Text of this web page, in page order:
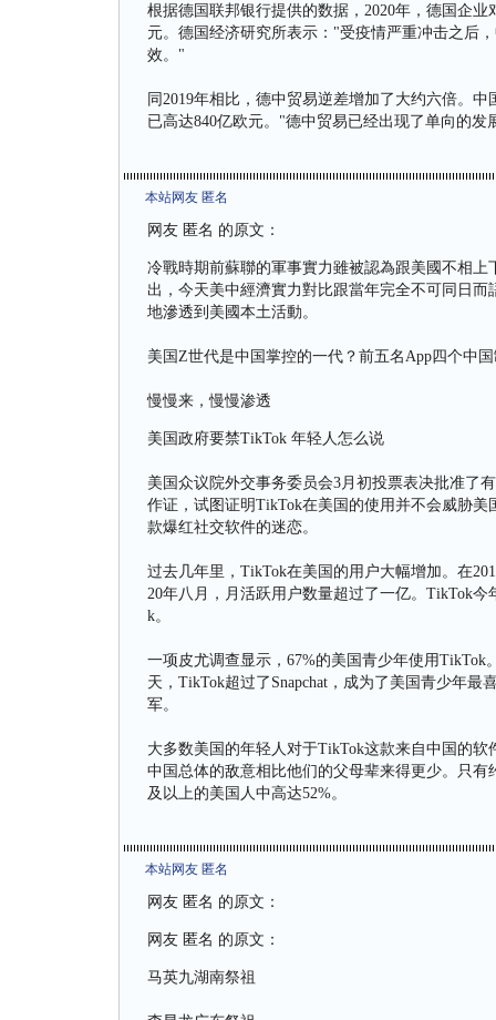
根据德国联邦银行提供的数据，2020年，德国企
元。德国经济研究所表示："受疫情严重冲击之后
效。"
同2019年相比，德中贸易逆差增加了大约六倍。
已高达840亿欧元。"德中贸易已经出现了单向的发
本站网友 匿名
网友 匿名 的原文：
冷戰時期前蘇聯的軍事實力雖被認為跟美國不相
出，今天美中經濟實力對比跟當年完全不可同日
地滲透到美國本土活動。
美国Z世代是中国掌控的一代？前五名App四个中国
慢慢来，慢慢渗透
美国政府要禁TikTok 年轻人怎么说
美国众议院外交事务委员会3月初投票表决批准了
作证，试图证明TikTok在美国的使用并不会威胁
款爆红社交软件的迷恋。
过去几年里，TikTok在美国的用户大幅增加。在
20年八月，月活跃用户数量超过了一亿。TikTok
k。
一项皮尤调查显示，67%的美国青少年使用TikTok
天，TikTok超过了Snapchat，成为了美国青少年最
军。
大多数美国的年轻人对于TikTok这款来自中国的
中国总体的敌意相比他们的父母辈来得更少。只有
及以上的美国人中高达52%。
本站网友 匿名
网友 匿名 的原文：
网友 匿名 的原文：
马英九湖南祭祖